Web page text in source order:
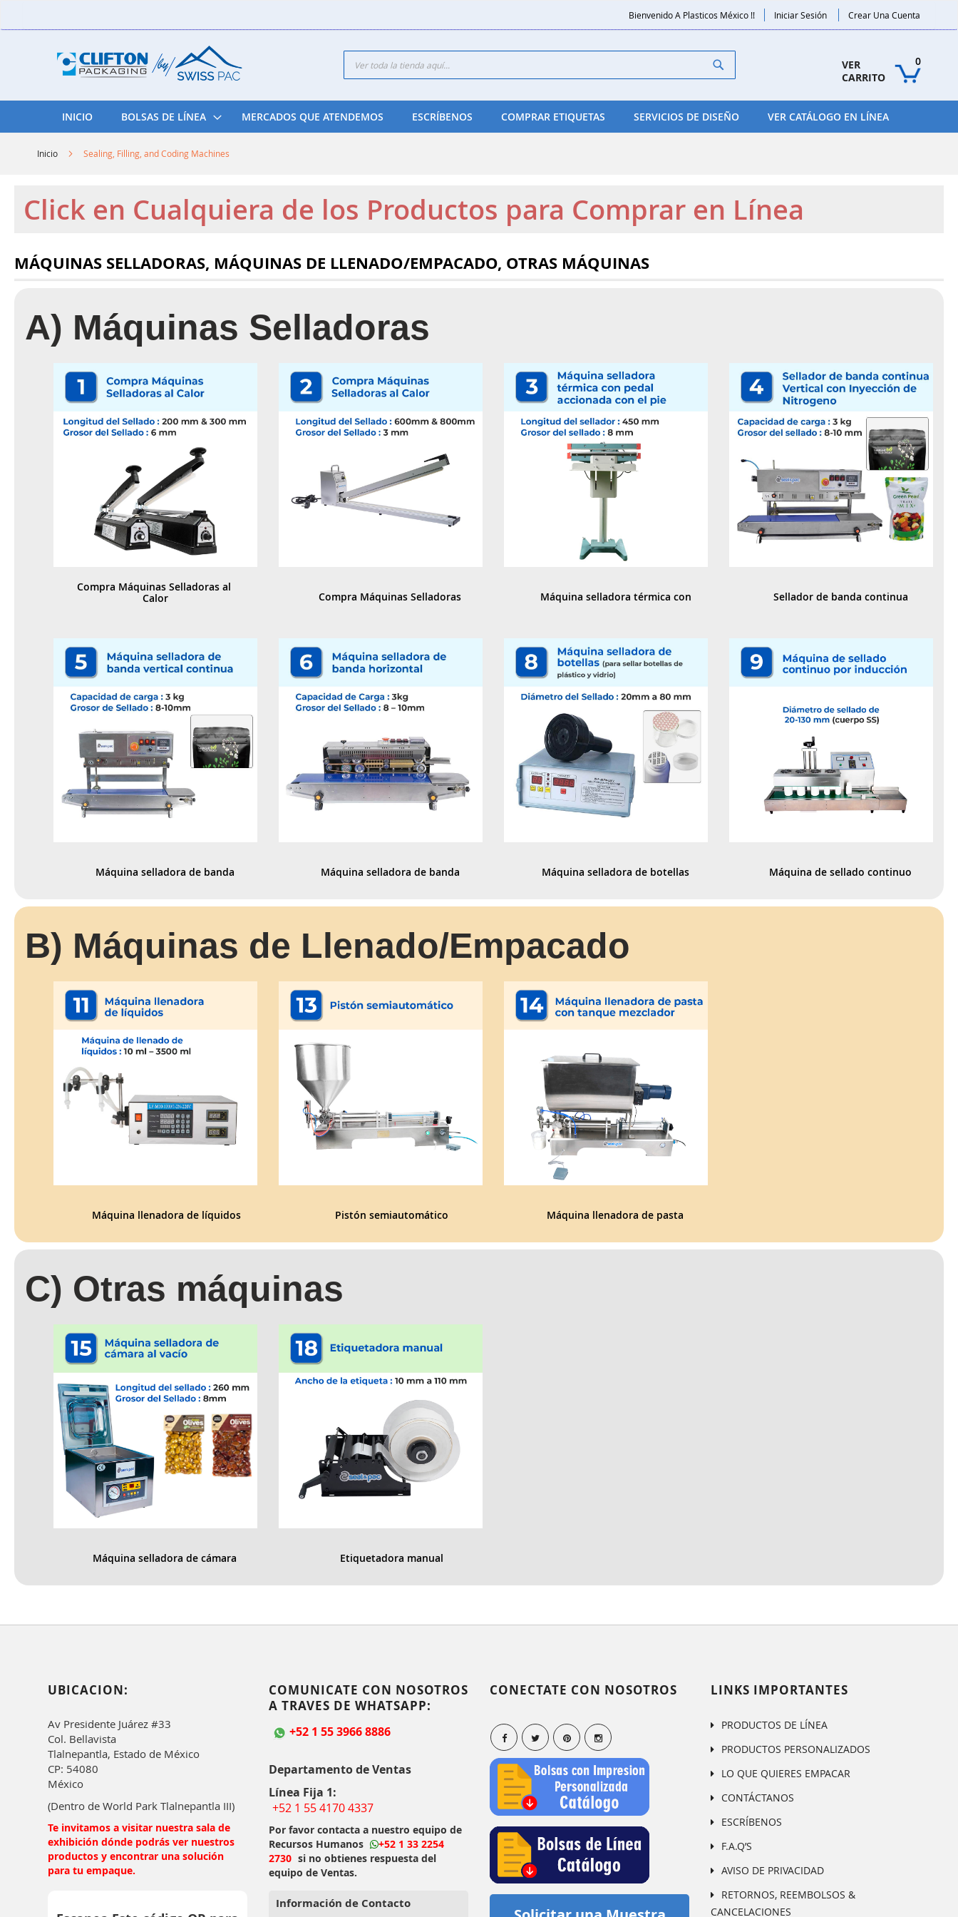
to
Bienvenido A Plasticos México !! Iniciar Sesión Crear Una Cuenta
VER
CARRITO
0
Search
INICIO BOLSAS DE LÍNEA MERCADOS QUE ATENDEMOS ESCRÍBENOS COMPRAR ETIQUETAS SERVICIOS DE DISEÑO VER CATÁLOGO EN LÍNEA
Inicio Sealing, Filling, and Coding Machines
Click en Cualquiera de los Productos para Comprar en Línea
MÁQUINAS SELLADORAS, MÁQUINAS DE LLENADO/EMPACADO, OTRAS MÁQUINAS
A) Máquinas Selladoras
Compra Máquinas Selladoras al
Calor
Compra Máquinas Selladoras
Máquina selladora térmica con
Sellador de banda continua
Máquina selladora de banda
Máquina selladora de banda
Máquina selladora de botellas
Máquina de sellado continuo
B) Máquinas de Llenado/Empacado
Máquina llenadora de líquidos Pistón semiautomático
Máquina llenadora de pasta
C) Otras máquinas
Máquina selladora de cámara
Etiquetadora manual
UBICACION:
Av Presidente Juárez #33
Col. Bellavista
Tlalnepantla, Estado de México
CP: 54080
México
(Dentro de World Park Tlalnepantla III)
Te invitamos a visitar nuestra sala de
exhibición dónde podrás ver nuestros
productos y encontrar una solución
para tu empaque.
COMUNICATE CON NOSOTROS
A TRAVES DE WHATSAPP:
+52 1 55 3966 8886
Departamento de Ventas
Línea Fija 1:
+52 1 55 4170 4337
Por favor contacta a nuestro equipo de
Recursos Humanos
+52 1 33 2254
2730 si no obtienes respuesta del
equipo de Ventas.
Información de Contacto
CONECTATE CON NOSOTROS LINKS IMPORTANTES
PRODUCTOS DE LÍNEA
PRODUCTOS PERSONALIZADOS
LO QUE QUIERES EMPACAR
CONTÁCTANOS
ESCRÍBENOS
F.A.Q’S
AVISO DE PRIVACIDAD
RETORNOS, REEMBOLSOS &
CANCELACIONES